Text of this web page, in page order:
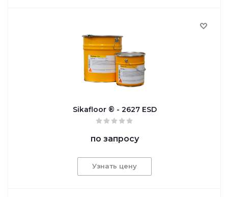
Sikafloor ® - 2627 ESD
по запросу
Узнать цену